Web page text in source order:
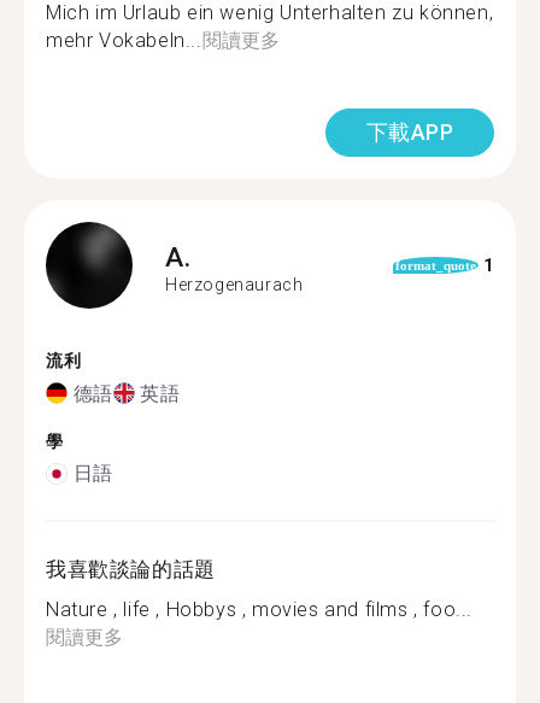
Mich im Urlaub ein wenig Unterhalten zu können,
mehr Vokabeln...閱讀更多
下載APP
A.
Herzogenaurach
format_quote 1
流利
德語 英語
學
日語
我喜歡談論的話題
Nature , life , Hobbys , movies and films , foo...
閱讀更多